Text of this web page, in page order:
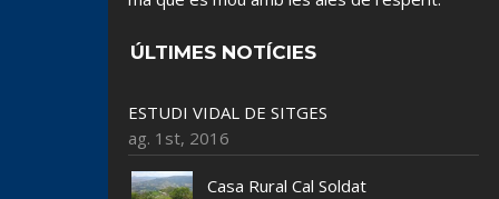
ÚLTIMES NOTÍCIES
ESTUDI VIDAL DE SITGES
ag. 1st, 2016
Casa Rural Cal Soldat